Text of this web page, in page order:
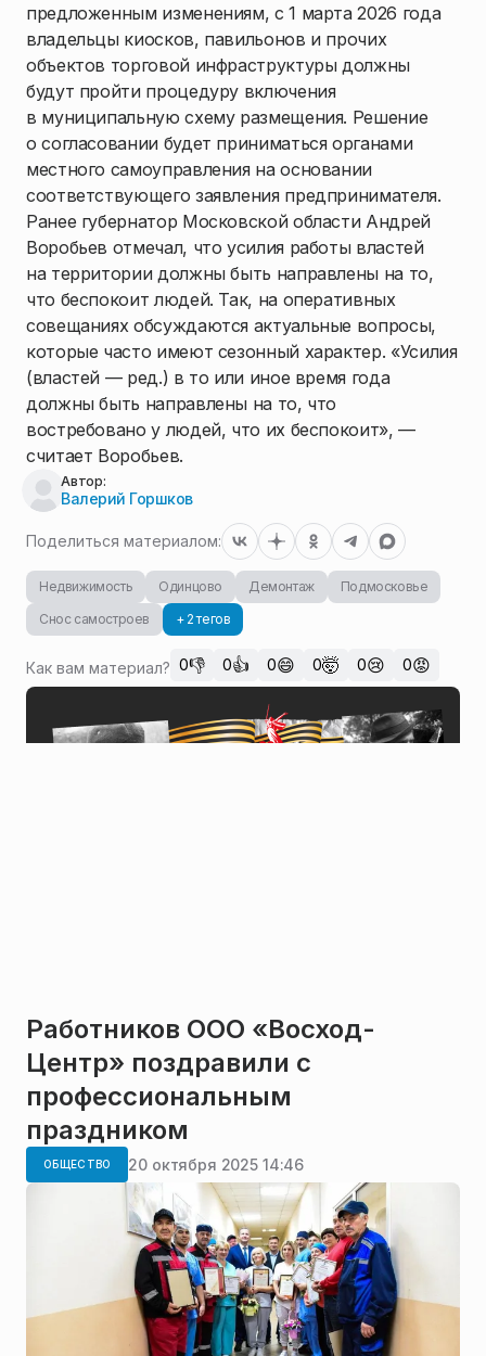
предложенным изменениям, с 1 марта 2026 года
владельцы киосков, павильонов и прочих
объектов торговой инфраструктуры должны
будут пройти процедуру включения
в муниципальную схему размещения. Решение
о согласовании будет приниматься органами
местного самоуправления на основании
соответствующего заявления предпринимателя.
Ранее губернатор Московской области Андрей
Воробьев отмечал, что усилия работы властей
на территории должны быть направлены на то,
что беспокоит людей. Так, на оперативных
совещаниях обсуждаются актуальные вопросы,
которые часто имеют сезонный характер. «Усилия
(властей — ред.) в то или иное время года
должны быть направлены на то, что
востребовано у людей, что их беспокоит», —
считает Воробьев.
Автор:
Валерий Горшков
Поделиться материалом:
Недвижимость Одинцово Демонтаж
Подмосковье
Снос самостроев
+ 2 тегов
Как вам материал? 0👎 0👍 0😄 0🤯 0😢 0😡
Работников ООО «Восход-
Центр» поздравили с
профессиональным
праздником
ОБЩЕСТВО 20 октября 2025 14:46